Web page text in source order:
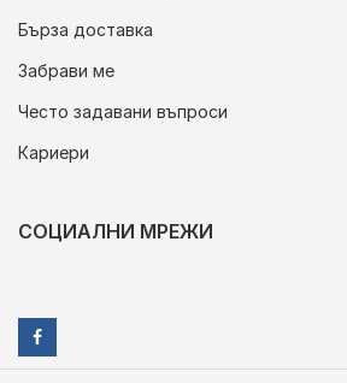
Бърза доставка
Забрави ме
Често задавани въпроси
Кариери
СОЦИАЛНИ МРЕЖИ